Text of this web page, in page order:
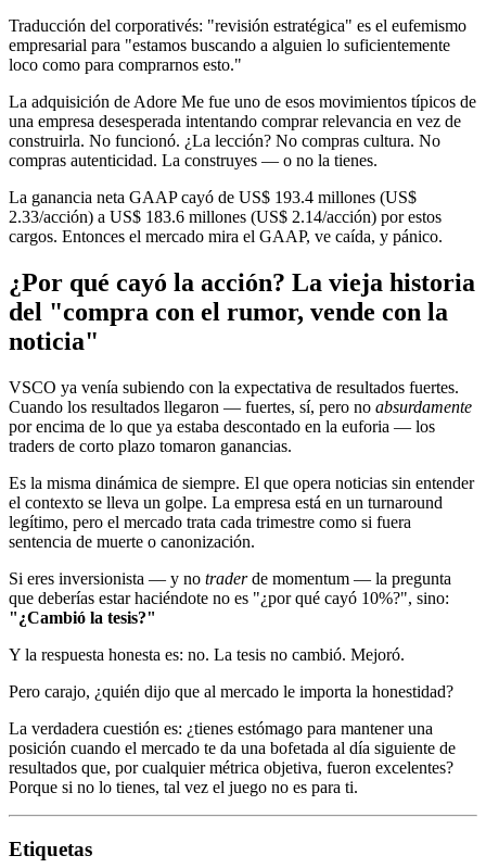
Traducción del corporativés: "revisión estratégica" es el eufemismo
empresarial para "estamos buscando a alguien lo suficientemente
loco como para comprarnos esto."
La adquisición de Adore Me fue uno de esos movimientos típicos de
una empresa desesperada intentando comprar relevancia en vez de
construirla. No funcionó. ¿La lección? No compras cultura. No
compras autenticidad. La construyes — o no la tienes.
La ganancia neta GAAP cayó de US$ 193.4 millones (US$
2.33/acción) a US$ 183.6 millones (US$ 2.14/acción) por estos
cargos. Entonces el mercado mira el GAAP, ve caída, y pánico.
¿Por qué cayó la acción? La vieja historia
del "compra con el rumor, vende con la
noticia"
VSCO ya venía subiendo con la expectativa de resultados fuertes.
Cuando los resultados llegaron — fuertes, sí, pero no absurdamente
por encima de lo que ya estaba descontado en la euforia — los
traders de corto plazo tomaron ganancias.
Es la misma dinámica de siempre. El que opera noticias sin entender
el contexto se lleva un golpe. La empresa está en un turnaround
legítimo, pero el mercado trata cada trimestre como si fuera
sentencia de muerte o canonización.
Si eres inversionista — y no traderde momentum — la pregunta
que deberías estar haciéndote no es "¿por qué cayó 10%?", sino:
"¿Cambió la tesis?"
Y la respuesta honesta es: no. La tesis no cambió. Mejoró.
Pero carajo, ¿quién dijo que al mercado le importa la honestidad?
La verdadera cuestión es: ¿tienes estómago para mantener una
posición cuando el mercado te da una bofetada al día siguiente de
resultados que, por cualquier métrica objetiva, fueron excelentes?
Porque si no lo tienes, tal vez el juego no es para ti.
Etiquetas